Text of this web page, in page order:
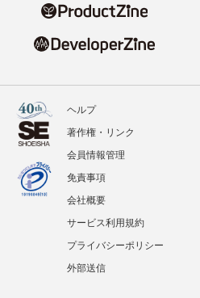
ヘルプ
著作権・リンク
会員情報管理
免責事項
会社概要
サービス利用規約
プライバシーポリシー
外部送信